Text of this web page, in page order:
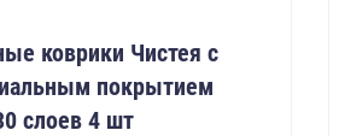
коврики Чистея с
покрытием
слоев 4 шт